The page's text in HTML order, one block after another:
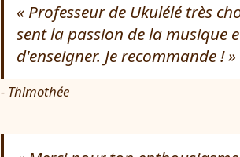
Professeur de Ukulélé très
sent la passion de la musique
d'enseigner. Je recommande !
- Thimothée